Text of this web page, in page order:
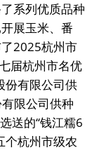
系列优质品种
展玉米、番
2025杭州市
届杭州市名优
份有限公司供
限公司供种
送的“钱江糯6
个杭州市级农